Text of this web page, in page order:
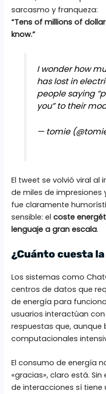
sarcasmo y franqueza:
“Tens of millions of
know.”
I wonder how
has lost in
people saying
you” to their
— tomie
El tweet se volvió viral
de miles de impresiones
fue claramente
sensible: elcoste
lenguaje a gran escala.
¿Cuánto cuesta
Los sistemas como
centros de datos que
de energía para
usuarios interactúan
respuestas que, aunque
computacionales
El consumo de energía
«gracias», claro está.
de interacciones sí